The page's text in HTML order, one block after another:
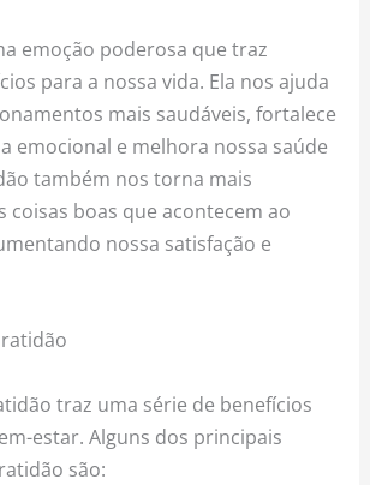
emoção poderosa que traz
para a nossa vida. Ela nos ajuda
mais saudáveis, fortalece
emocional e melhora nossa saúde
também nos torna mais
coisas boas que acontecem ao
nossa satisfação e
traz uma série de benefícios
estar. Alguns dos principais
são: